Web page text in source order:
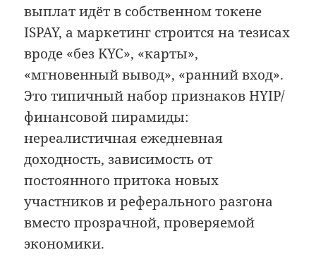
выплат идёт в собственном токене
ISPAY, а маркетинг строится на тезисах
вроде «без KYC», «карты»,
«мгновенный вывод», «ранний вход».
Это типичный набор признаков HYIP/
финансовой пирамиды:
нереалистичная ежедневная
доходность, зависимость от
постоянного притока новых
участников и реферального разгона
вместо прозрачной, проверяемой
экономики.